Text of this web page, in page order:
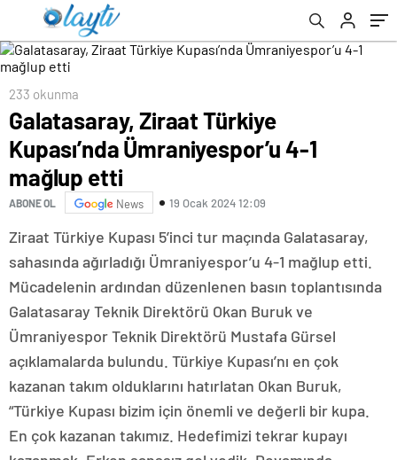
233 okunma
Galatasaray, Ziraat Türkiye
Kupası’nda Ümraniyespor’u 4-1
mağlup etti
ABONE OL News 19 Ocak 2024 12:09
Ziraat Türkiye Kupası 5’inci tur maçında Galatasaray,
sahasında ağırladığı Ümraniyespor’u 4-1 mağlup etti.
Mücadelenin ardından düzenlenen basın toplantısında
Galatasaray Teknik Direktörü Okan Buruk ve
Ümraniyespor Teknik Direktörü Mustafa Gürsel
açıklamalarda bulundu. Türkiye Kupası’nı en çok
kazanan takım olduklarını hatırlatan Okan Buruk,
“Türkiye Kupası bizim için önemli ve değerli bir kupa.
En çok kazanan takımız. Hedefimizi tekrar kupayı
mutluluk verici